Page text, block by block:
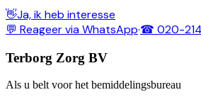
👋Ja, ik heb interesse
💬 Reageer via WhatsApp·☎ 020-
Terborg Zorg BV
Als u belt voor het bemiddelingsbureau